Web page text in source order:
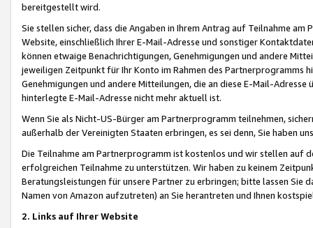
bereitgestellt wird.
Sie stellen sicher, dass die Angaben in Ihrem Antrag auf Teilnahme
Website, einschließlich Ihrer E-Mail-Adresse und sonstiger
können etwaige Benachrichtigungen, Genehmigungen und andere
jeweiligen Zeitpunkt für Ihr Konto im Rahmen des Partnerprogramms
Genehmigungen und andere Mitteilungen, die an diese E-Mail-
hinterlegte E-Mail-Adresse nicht mehr aktuell ist.
Wenn Sie als Nicht-US-Bürger am Partnerprogramm teilnehmen,
außerhalb der Vereinigten Staaten erbringen, es sei denn, Sie haben
Die Teilnahme am Partnerprogramm ist kostenlos und wir stellen auf
erfolgreichen Teilnahme zu unterstützen. Wir haben zu keinem
Beratungsleistungen für unsere Partner zu erbringen; bitte lassen Sie
Namen von Amazon aufzutreten) an Sie herantreten und Ihnen
2. Links auf Ihrer Website